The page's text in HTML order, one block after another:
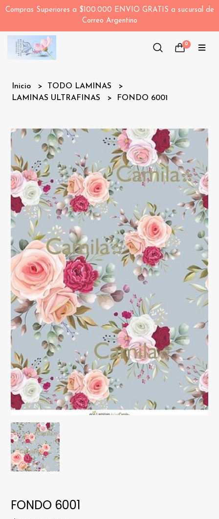
Compras Superiores a $100.000 ENVIO GRATIS a sucursal de
Correo Argentino
0
Inicio
TODO LAMINAS
LAMINAS ULTRAFINAS
FONDO 6001
FONDO 6001